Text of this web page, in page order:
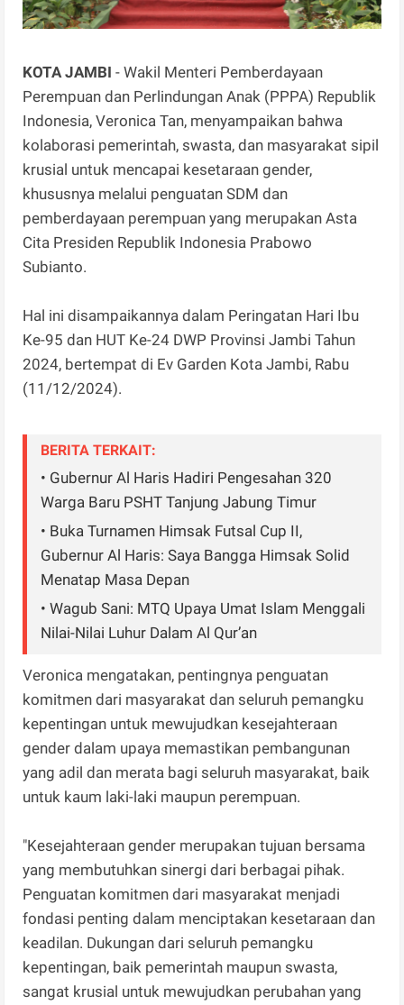
KOTA JAMBI - Wakil Menteri Pemberdayaan
Perempuan dan Perlindungan Anak (PPPA) Republik
Indonesia, Veronica Tan, menyampaikan bahwa
kolaborasi pemerintah, swasta, dan masyarakat sipil
krusial untuk mencapai kesetaraan gender,
khususnya melalui penguatan SDM dan
pemberdayaan perempuan yang merupakan Asta
Cita Presiden Republik Indonesia Prabowo
Subianto.
Hal ini disampaikannya dalam Peringatan Hari Ibu
Ke-95 dan HUT Ke-24 DWP Provinsi Jambi Tahun
2024, bertempat di Ev Garden Kota Jambi, Rabu
(11/12/2024).
BERITA TERKAIT:
• Gubernur Al Haris Hadiri Pengesahan 320
Warga Baru PSHT Tanjung Jabung Timur
• Buka Turnamen Himsak Futsal Cup II,
Gubernur Al Haris: Saya Bangga Himsak Solid
Menatap Masa Depan
• Wagub Sani: MTQ Upaya Umat Islam Menggali
Nilai-Nilai Luhur Dalam Al Qur’an
Veronica mengatakan, pentingnya penguatan
komitmen dari masyarakat dan seluruh pemangku
kepentingan untuk mewujudkan kesejahteraan
gender dalam upaya memastikan pembangunan
yang adil dan merata bagi seluruh masyarakat, baik
untuk kaum laki-laki maupun perempuan.
"Kesejahteraan gender merupakan tujuan bersama
yang membutuhkan sinergi dari berbagai pihak.
Penguatan komitmen dari masyarakat menjadi
fondasi penting dalam menciptakan kesetaraan dan
keadilan. Dukungan dari seluruh pemangku
kepentingan, baik pemerintah maupun swasta,
sangat krusial untuk mewujudkan perubahan yang